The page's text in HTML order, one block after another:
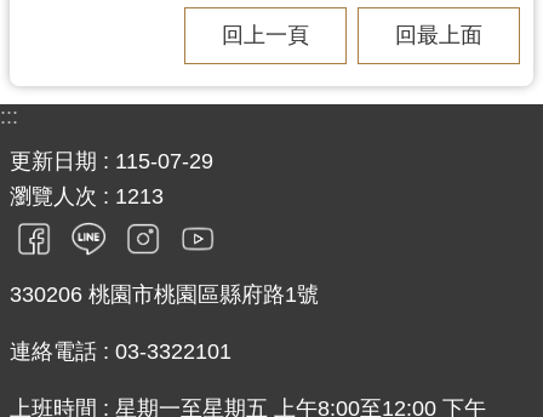
回上一頁 回最上面
:::
更新日期
115-07-29
瀏覽人次
1213
330206 桃園市桃園區縣府路1號
連絡電話 : 03-3322101
上班時間 : 星期一至星期五 上午8:00至12:00 下午